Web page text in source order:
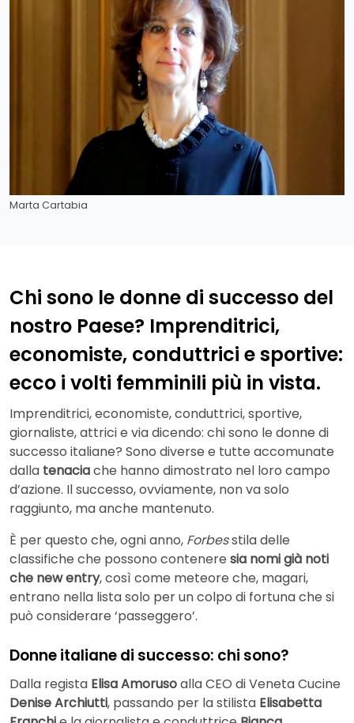
Marta Cartabia
Chi sono le donne di successo del
nostro Paese? Imprenditrici,
economiste, conduttrici e sportive:
ecco i volti femminili più in vista.
Imprenditrici, economiste, conduttrici, sportive,
giornaliste, attrici e via dicendo: chi sono le donne di
successo italiane? Sono diverse e tutte accomunate
dalla tenaciache hanno dimostrato nel loro campo
d’azione. Il successo, ovviamente, non va solo
raggiunto, ma anche mantenuto.
È per questo che, ogni anno, Forbesstila delle
classifiche che possono contenere sia nomi già noti
che new entry, così come meteore che, magari,
entrano nella lista solo per un colpo di fortuna che si
può considerare ‘passeggero’.
Donne italiane di successo: chi sono?
Dalla regista Elisa Amorusoalla CEO di Veneta Cucine
Denise Archiutti, passando per la stilista Elisabetta